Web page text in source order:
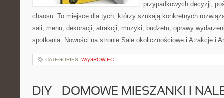
przypadkowych decyzji,
chaosu. To miejsce dla tych, którzy szukają konkretnych
sali, menu, dekoracji, atrakcji, muzyki, budżetu, oprawy
spotkania. Nowości na stronie Sale okolicznościowe i Atrakcje i
CATEGORIES: WĄGROWIEC
DIY – DOMOWE MIESZANKI I